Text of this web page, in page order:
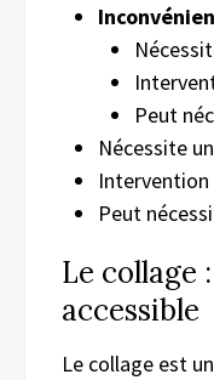
Peut
Nécessite
Peut
Le collage
accessible
Le collage est